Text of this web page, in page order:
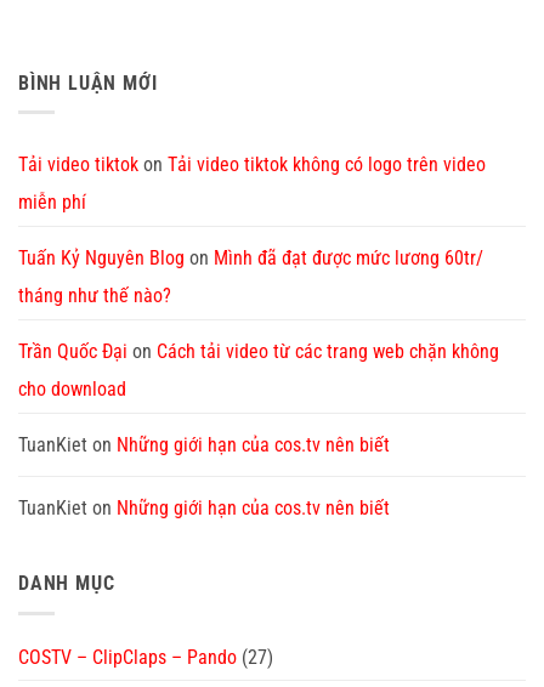
BÌNH LUẬN MỚI
Tải video tiktok on Tải video tiktok không có logo trên video
miễn phí
Tuấn Kỷ Nguyên Blog on Mình đã đạt được mức lương 60tr/
tháng như thế nào?
Trần Quốc Đại on Cách tải video từ các trang web chặn không
cho download
TuanKiet on Những giới hạn của cos.tv nên biết
TuanKiet on Những giới hạn của cos.tv nên biết
DANH MỤC
COSTV – ClipClaps – Pando (27)